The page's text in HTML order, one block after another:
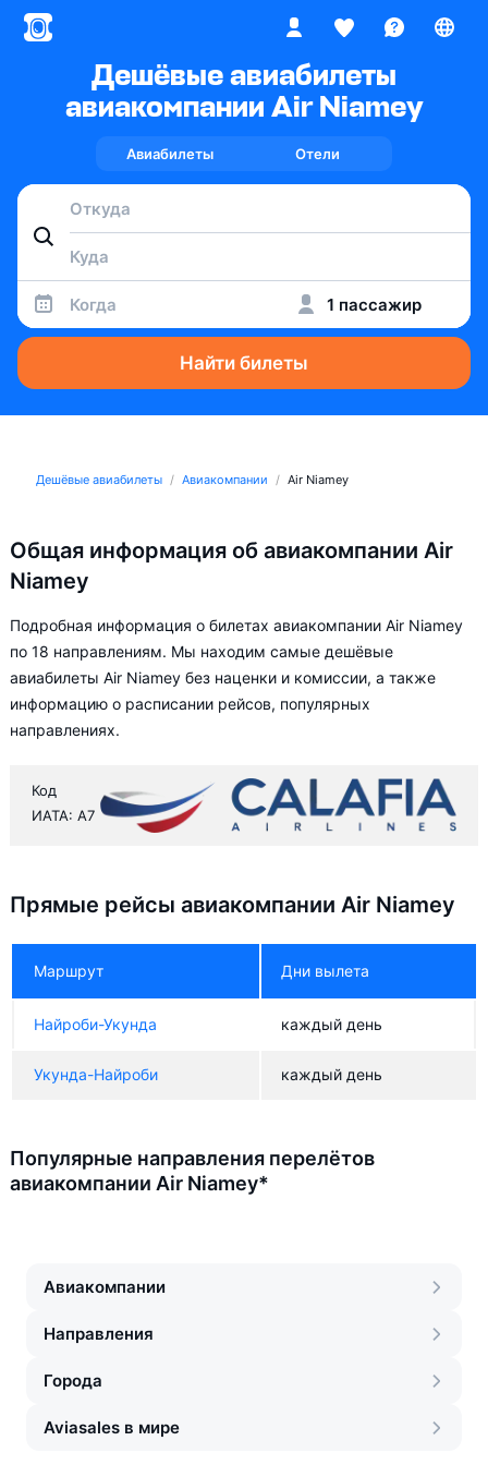
Дешёвые авиабилеты
авиакомпании Air Niamey
Авиабилеты Отели
Когда 1 пассажир
Найти билеты
Дешёвые авиабилеты Авиакомпании Air Niamey
Общая информация об авиакомпании Air
Niamey
Подробная информация о билетах авиакомпании Air Niamey
по 18 направлениям. Мы находим самые дешёвые
авиабилеты Air Niamey без наценки и комиссии, а также
информацию о расписании рейсов, популярных
направлениях.
Код
ИАТА: A7
Прямые рейсы авиакомпании Air Niamey
Маршрут Дни вылета
Найроби-Укунда каждый день
Укунда-Найроби каждый день
Популярные направления перелётов
авиакомпании Air Niamey*
Авиакомпании
Направления
Города
Aviasales в мире